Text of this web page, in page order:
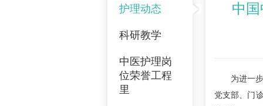
护理动态
科研教学
中医护理岗
位荣誉工程
里
中
为进一步
党支部、门